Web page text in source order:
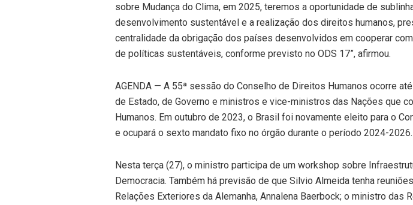
sobre Mudança do Clima, em 2025, teremos a oportunidade de
desenvolvimento sustentável e a realização dos direitos humanos,
centralidade da obrigação dos países desenvolvidos em cooperar
de políticas sustentáveis, conforme previsto no ODS 17”, afirmou.
AGENDA — A 55ª sessão do Conselho de Direitos Humanos ocorre
de Estado, de Governo e ministros e vice-ministros das Nações que
Humanos. Em outubro de 2023, o Brasil foi novamente eleito para o
e ocupará o sexto mandato fixo no órgão durante o período 2024-2026.
Nesta terça (27), o ministro participa de um workshop sobre
Democracia. Também há previsão de que Silvio Almeida tenha
Relações Exteriores da Alemanha, Annalena Baerbock; o ministro das